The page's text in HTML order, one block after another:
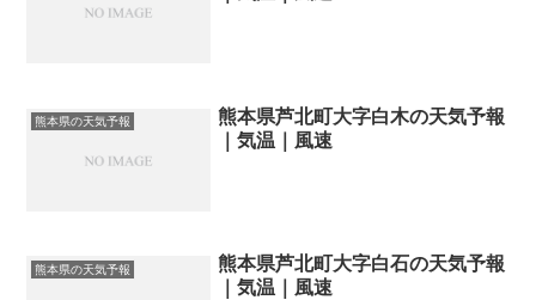
熊本県の天気予報
熊本県芦北町大字白木の天気予報
｜気温｜風速
熊本県の天気予報
熊本県芦北町大字白石の天気予報
｜気温｜風速